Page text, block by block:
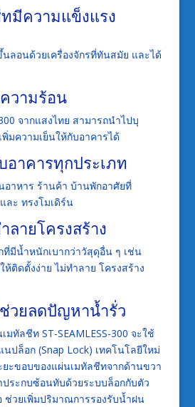
มีความแข็งแรง
ลอนด้วยเครื่องจักรที่ทันสมัย และได้
วามร้อน
จากแสงไทย สามารถนำไปบุ
พิ่มความเย็นให้กับอาคารได
อาคารทุกประเภท
อาหาร ร้านค้า บ้านพักอาศัยที่
และ ทรงโมเดิร์น
ลายโครงสร้าง
ที่มีน้ำหนักเบากว่าวัสุดุอื่นๆ เช่น
ห้ติดตั้งง่าย ไม่ทำลาย โครงสร้าง
วยลดปัญหาน้ำรั่ว
มทัลชีทST-SEAMLESS-300 จะใช้
นปล็อก (Snap Lock) เทคโนโลยีใหม่
ะขอบของแผ่นเมทัลชีทจากด้านขวา
ประกบซ้อนทับด้วยระบบล็อกกับตัว
ช่วยเพิ่มปริมาณการรองรับน้ำฝน